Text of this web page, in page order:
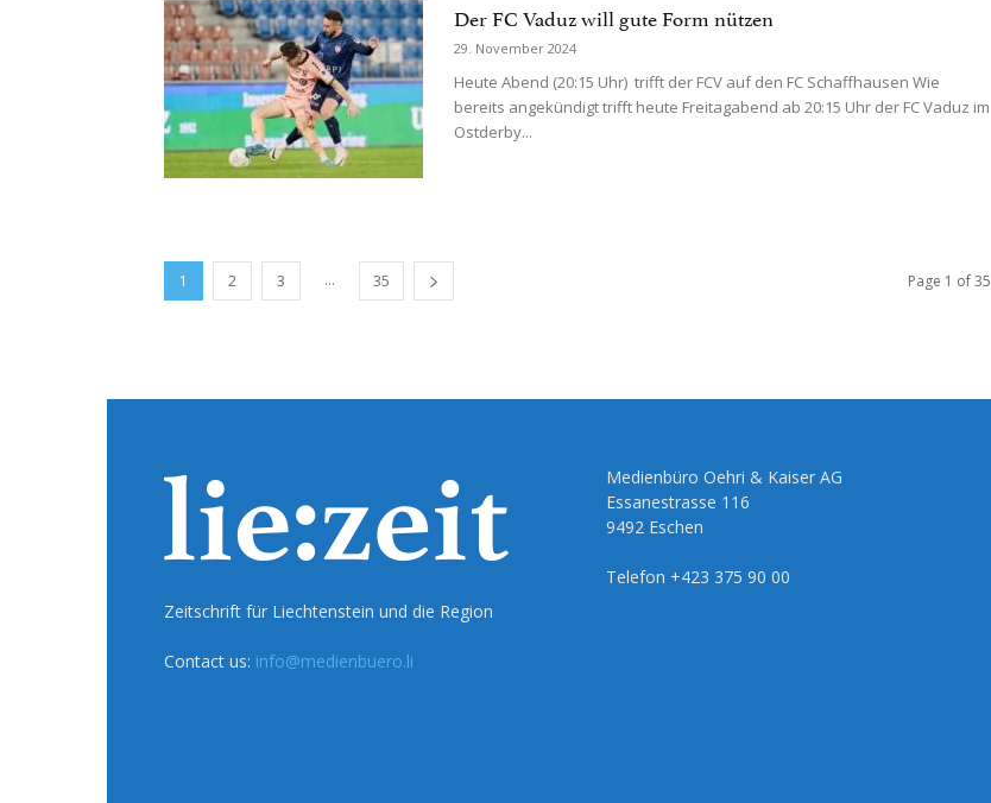
Der FC Vaduz will gute Form nützen
29. November 2024
Heute Abend (20:15 Uhr) trifft der FCV auf den FC Schaffhausen Wie
bereits angekündigt trifft heute Freitagabend ab 20:15 Uhr der FC Vaduz im
Ostderby...
1 2 3 ... 35 Page 1 of 35
Zeitschrift für Liechtenstein und die Region
Contact us: info@medienbuero.li
Medienbüro Oehri & Kaiser AG
Essanestrasse 116
9492 Eschen
Telefon +423 375 90 00